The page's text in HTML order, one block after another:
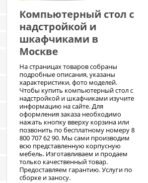
Компьютерный стол с
надстройкой и
шкафчиками в
Москве
На страницах товаров собраны
подробные описания, указаны
характеристики, фото моделей.
Чтобы купить компьютерный стол с
надстройкой и шкафчиками изучите
информацию на сайте. Для
оформления заказа необходимо
нажать кнопку вверху корзина или
позвонить по бесплатному номеру 8
800 707 62 90. Мы сами производим
всю представленную корпусную
мебель. Изготавливаем и продаем
только качественный товар.
Предоставляем гарантию. Услуги по
сборке и заносу.